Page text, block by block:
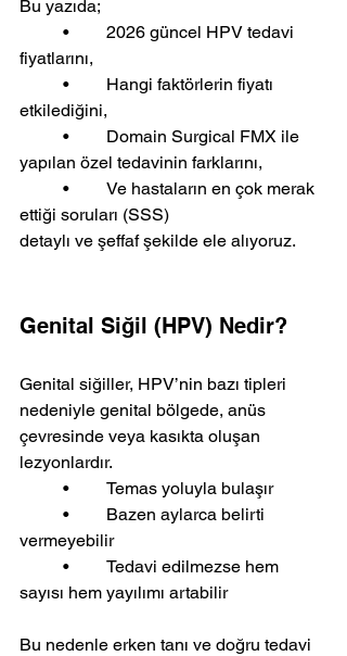
Bu yazıda;
fiyatlarını,
etkilediğini,
yapılan özel tedavinin farklarını,
ettiği soruları (SSS)
detaylı ve şeffaf şekilde ele alıyoruz.
Genital Siğil (HPV) Nedir?
Genital siğiller, HPV’nin bazı tipleri
nedeniyle genital bölgede, anüs
çevresinde veya kasıkta oluşan
lezyonlardır.
	•	Temas yoluyla bulaşır
vermeyebilir
sayısı hem yayılımı artabilir
Bu nedenle erken tanı ve doğru tedavi